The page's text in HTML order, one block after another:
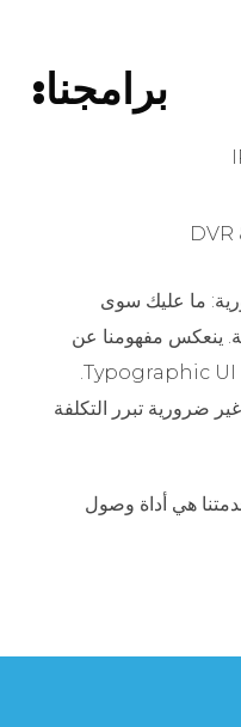
برامجنا:
ما عليك سوى
ينعكس مفهومنا عن
"الصدق" في واجهة المستخدم - Typographic UI.
ضرورية تبرر التكلفة
هي أداة وصول